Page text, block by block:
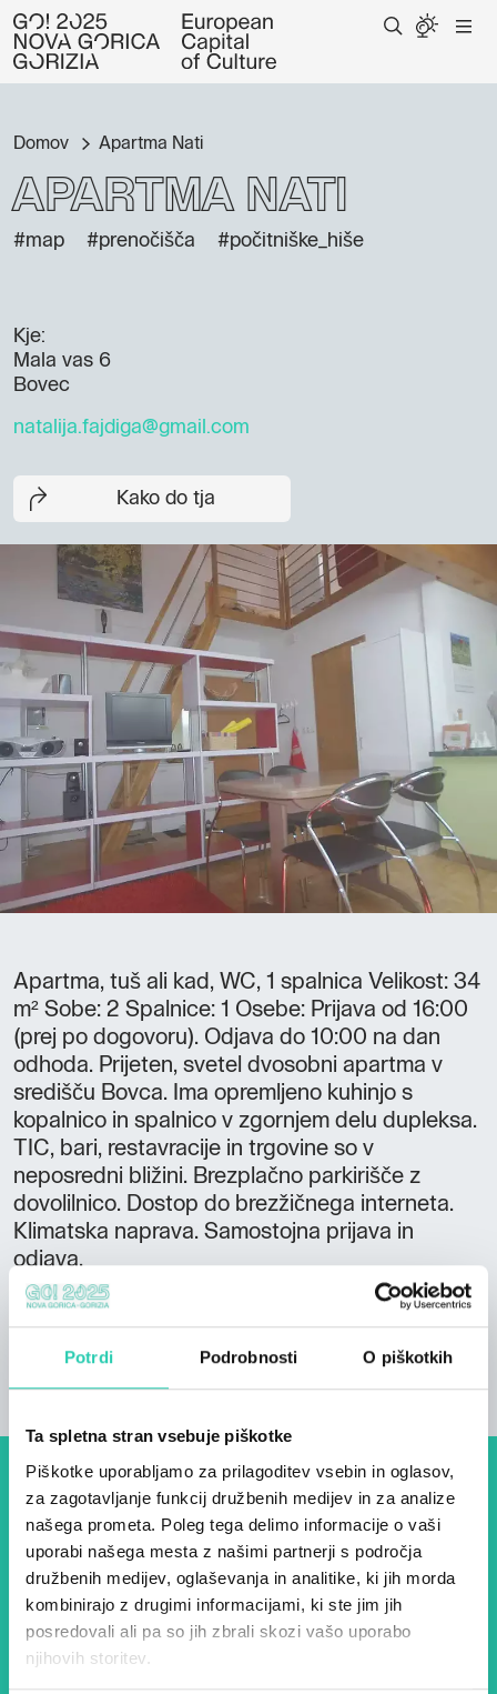
Potrdi Podrobnosti O piškotkih
Ta spletna stran vsebuje piškotke
Piškotke uporabljamo za prilagoditev vsebin in oglasov,
za zagotavljanje funkcij družbenih medijev in za analize
našega prometa. Poleg tega delimo informacije o vaši
uporabi našega mesta z našimi partnerji s področja
družbenih medijev, oglaševanja in analitike, ki jih morda
kombinirajo z drugimi informacijami, ki ste jim jih
posredovali ali pa so jih zbrali skozi vašo uporabo
njihovih storitev.
Domov Apartma Nati
Apartma Nati
#map #prenočišča #počitniške_hiše
Kje:
Mala vas 6
Bovec
natalija.fajdiga@gmail.com
Kako do tja
Apartma, tuš ali kad, WC, 1 spalnica Velikost: 34
m² Sobe: 2 Spalnice: 1 Osebe: Prijava od 16:00
(prej po dogovoru). Odjava do 10:00 na dan
odhoda. Prijeten, svetel dvosobni apartma v
središču Bovca. Ima opremljeno kuhinjo s
kopalnico in spalnico v zgornjem delu dupleksa.
TIC, bari, restavracije in trgovine so v
neposredni bližini. Brezplačno parkirišče z
dovolilnico. Dostop do brezžičnega interneta.
Klimatska naprava. Samostojna prijava in
odjava.
Dogodki, članki in zgodbe iz
evropske prestolnice kulture
– prijavite se na naš novičnik
in ostanite na tekočem z
našimi aktivnostmi.